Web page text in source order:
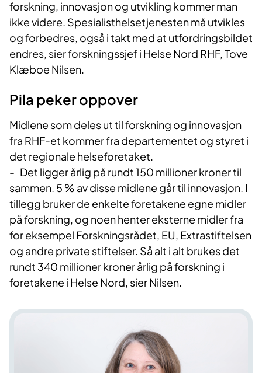
forskning, innovasjon og utvikling kommer man
ikke videre. Spesialisthelsetjenesten må utvikles
og forbedres, også i takt med at utfordringsbildet
endres, sier forskningssjef i Helse Nord RHF, Tove
Klæboe Nilsen.
Pila peker oppover
Midlene som deles ut til forskning og innovasjon
fra RHF-et kommer fra departementet og styret i
det regionale helseforetaket.
- Det ligger årlig på rundt 150 millioner kroner til
sammen. 5 % av disse midlene går til innovasjon. I
tillegg bruker de enkelte foretakene egne midler
på forskning, og noen henter eksterne midler fra
for eksempel Forskningsrådet, EU, Extrastiftelsen
og andre private stiftelser. Så alt i alt brukes det
rundt 340 millioner kroner årlig på forskning i
foretakene i Helse Nord, sier Nilsen.